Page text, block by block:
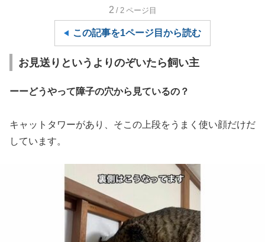
2 /2 ページ目
この記事を1ページ目から読む
お見送りというよりのぞいたら飼い主
ーーどうやって障子の穴から見ているの？
キャットタワーがあり、そこの上段をうまく使い顔だけだ
しています。